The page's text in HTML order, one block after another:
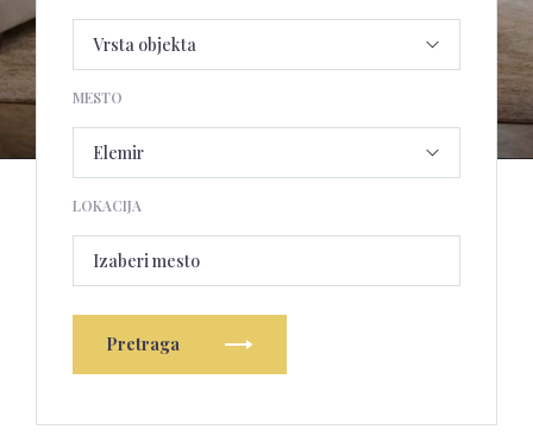
MESTO
LOKACIJA
Izaberi mesto
Pretraga